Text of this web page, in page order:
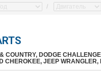
DODGE
CHEROKEE, JEEP